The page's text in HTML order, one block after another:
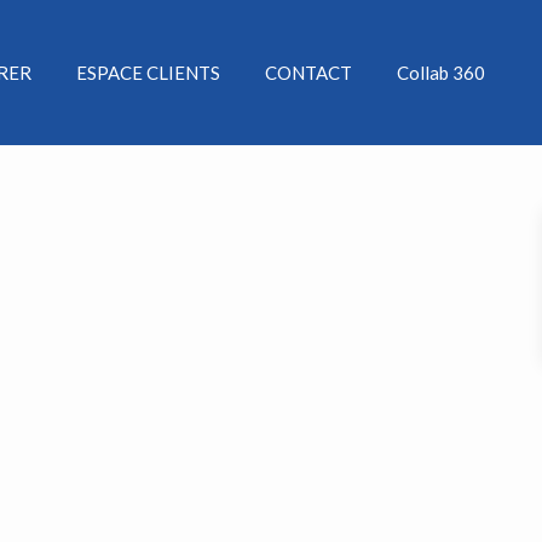
ESPACE CLIENTS CONTACT Collab 360